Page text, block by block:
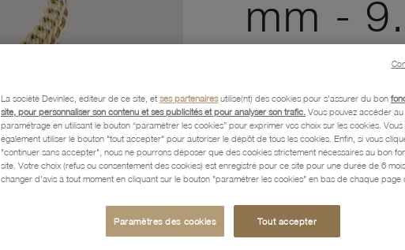
mm -
Description
Caractéristiques détaillées
La société Devinlec, éditeur de ce site, et ses partenairesutilise(nt) des cookies pour s'assurer du bon
site, pour personnaliser son contenu et ses publicités et pour analyser son trafic. Vous pouvez accéder
paramétrage en utilisant le bouton “paramétrer les cookies” pour exprimer vos choix sur les cookies. Vous
également utiliser le bouton "tout accepter" pour autoriser le dépôt de tous les cookies. Enfin, si vous
"continuer sans accepter", nous ne pourrons déposer que des cookies strictement nécessaires au bon
site. Votre choix (refus ou consentement des cookies) est enregistré pour ce site pour une durée de 6
changer d'avis à tout moment en cliquant sur le bouton "paramétrer les cookies" en bas de chaque page
Paramètres des cookies Tout accepter